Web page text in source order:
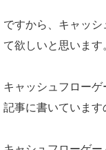
ですから、キャッ
て欲しいと思います
キャッシュフロー
記事に書いています